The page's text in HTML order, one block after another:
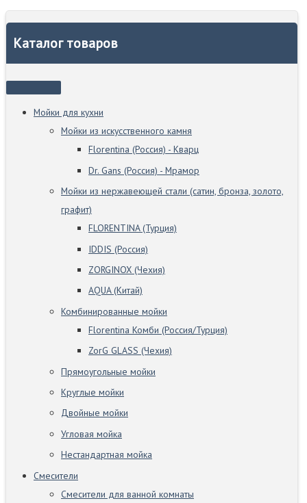
Каталог товаров
Мойки для кухни
Мойки из искусственного камня
Florentina (Россия) - Кварц
Dr. Gans (Россия) - Мрамор
Мойки из нержавеющей стали (сатин, бронза, золото,
графит)
FLORENTINA (Турция)
IDDIS (Россия)
ZORGINOX (Чехия)
AQUA (Китай)
Комбинированные мойки
Florentina Комби (Россия/Турция)
ZorG GLASS (Чехия)
Прямоугольные мойки
Круглые мойки
Двойные мойки
Угловая мойка
Нестандартная мойка
Смесители
Смесители для ванной комнаты